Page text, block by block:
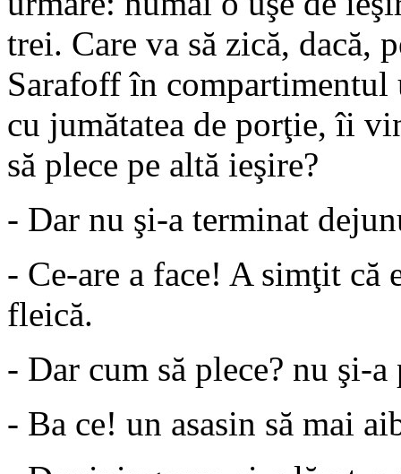
trei. Care va să zică, dacă,
Sarafoff în compartimentul
cu jumătatea de porţie, îi
să plece pe altă ieşire?
- Dar nu şi-a terminat
- Ce-are a face! A simţit că
fleică.
- Dar cum să plece? nu şi-
- Ba ce! un asasin să mai